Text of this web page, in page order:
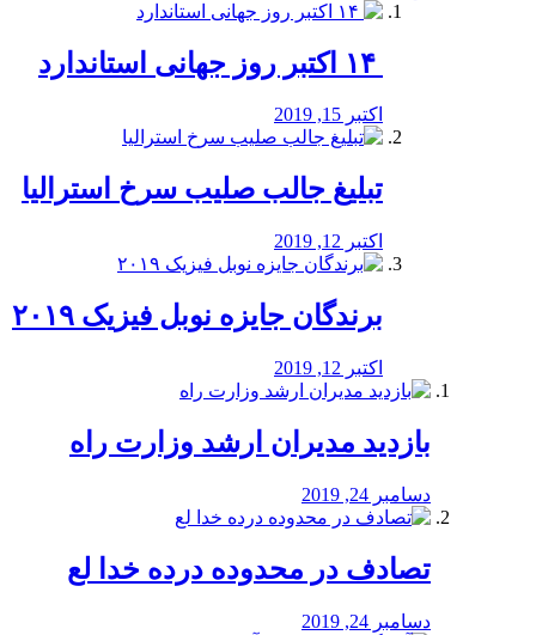
اکتبر 15, 2019
تبلیغ جالب صلیب سرخ استرالیا
اکتبر 12, 2019
برندگان جایزه نوبل فیزیک ۲۰۱۹
اکتبر 12, 2019
بازدید مدیران ارشد وزارت راه
دسامبر 24, 2019
تصادف در محدوده درده خدا لع
دسامبر 24, 2019